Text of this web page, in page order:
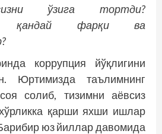
ўзига тортди?
қандай фарқи ва
коррупция йўқлигини
Юртимизда таълимнинг
солиб, тизимни аёвсиз
қарши яхши ишлар
юз йиллар давомида